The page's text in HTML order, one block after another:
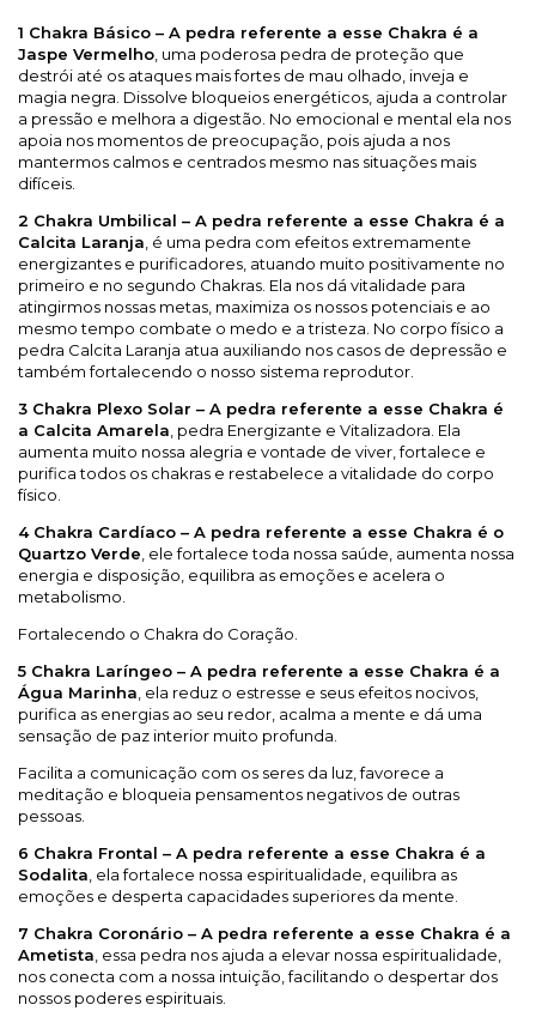
1 Chakra Básico – A pedra referente a esse Chakra é a
Jaspe Vermelho, uma poderosa pedra de proteção que
destrói até os ataques mais fortes de mau olhado, inveja e
magia negra. Dissolve bloqueios energéticos, ajuda a controlar
a pressão e melhora a digestão. No emocional e mental ela nos
apoia nos momentos de preocupação, pois ajuda a nos
mantermos calmos e centrados mesmo nas situações mais
difíceis.
2 Chakra Umbilical – A pedra referente a esse Chakra é a
Calcita Laranja, é uma pedra com efeitos extremamente
energizantes e purificadores, atuando muito positivamente no
primeiro e no segundo Chakras. Ela nos dá vitalidade para
atingirmos nossas metas, maximiza os nossos potenciais e ao
mesmo tempo combate o medo e a tristeza. No corpo físico a
pedra Calcita Laranja atua auxiliando nos casos de depressão e
também fortalecendo o nosso sistema reprodutor.
3 Chakra Plexo Solar – A pedra referente a esse Chakra é
a Calcita Amarela, pedra Energizante e Vitalizadora. Ela
aumenta muito nossa alegria e vontade de viver, fortalece e
purifica todos os chakras e restabelece a vitalidade do corpo
físico.
4 Chakra Cardíaco – A pedra referente a esse Chakra é o
Quartzo Verde, ele fortalece toda nossa saúde, aumenta nossa
energia e disposição, equilibra as emoções e acelera o
metabolismo.
Fortalecendo o Chakra do Coração.
5 Chakra Laríngeo – A pedra referente a esse Chakra é a
Água Marinha, ela reduz o estresse e seus efeitos nocivos,
purifica as energias ao seu redor, acalma a mente e dá uma
sensação de paz interior muito profunda.
Facilita a comunicação com os seres da luz, favorece a
meditação e bloqueia pensamentos negativos de outras
pessoas.
6 Chakra Frontal – A pedra referente a esse Chakra é a
Sodalita, ela fortalece nossa espiritualidade, equilibra as
emoções e desperta capacidades superiores da mente.
7 Chakra Coronário – A pedra referente a esse Chakra é a
Ametista, essa pedra nos ajuda a elevar nossa espiritualidade,
nos conecta com a nossa intuição, facilitando o despertar dos
nossos poderes espirituais.